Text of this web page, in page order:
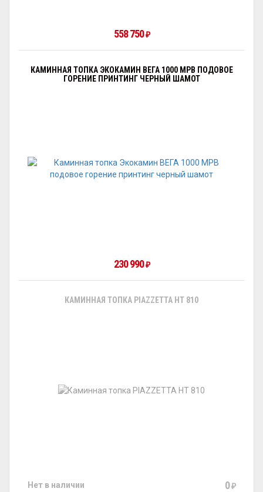
558 750 ₽
КАМИННАЯ ТОПКА ЭКОКАМИН ВЕГА 1000 MPB ПОДОВОЕ
ГОРЕНИЕ ПРИНТИНГ ЧЕРНЫЙ ШАМОТ
230 990 ₽
КАМИННАЯ ТОПКА PIAZZETTA HT 810
Нет в наличии 0 ₽